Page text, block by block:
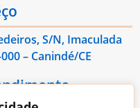
S/N, Imaculada
– Canindé/CE